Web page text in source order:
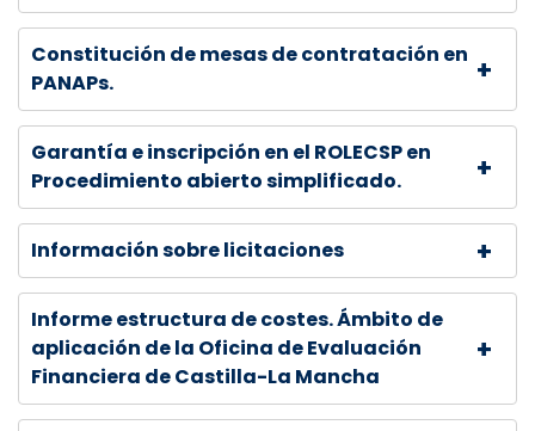
Constitución de mesas de contratación en
PANAPs.
Garantía e inscripción en el ROLECSP en
Procedimiento abierto simplificado.
Información sobre licitaciones
Informe estructura de costes. Ámbito de
aplicación de la Oficina de Evaluación
Financiera de Castilla-La Mancha